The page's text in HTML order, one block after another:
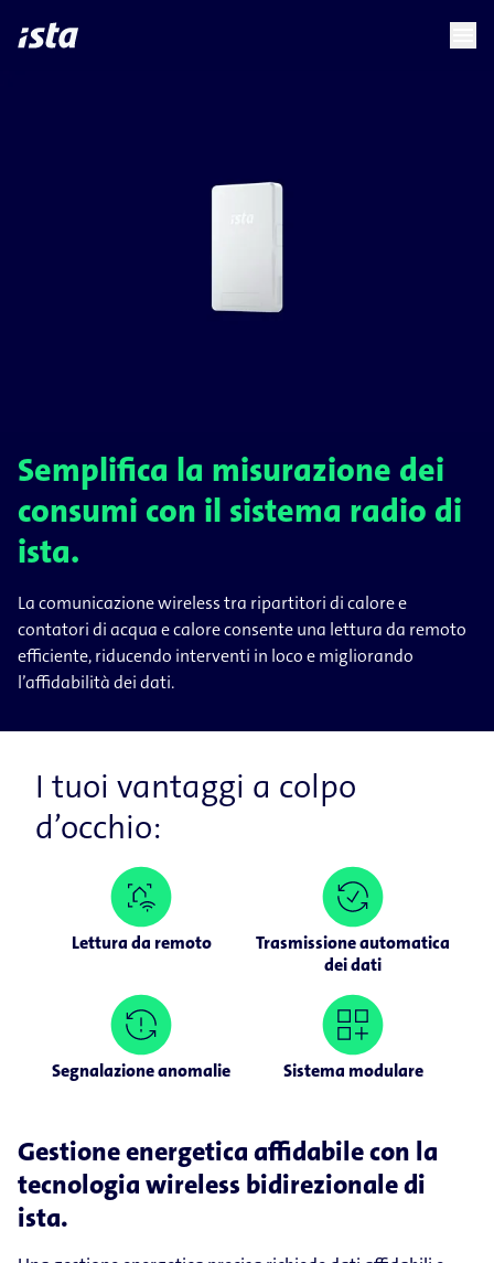
languagechevron_right
Semplifica la misurazione dei
consumi con il sistema radio di
ista.
La comunicazione wireless tra ripartitori di calore e
contatori di acqua e calore consente una lettura da remoto
efficiente, riducendo interventi in loco e migliorando
l’affidabilità dei dati.
I tuoi vantaggi a colpo
d’occhio:
Lettura da remoto
Trasmissione automatica
dei dati
Segnalazione anomalie Sistema modulare
Gestione energetica affidabile con la
tecnologia wireless bidirezionale di
ista.